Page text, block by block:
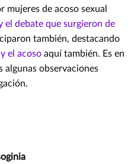
mujeres de acoso sexual
el debate que surgieron de
también, destacando
el acoso aquí también. Es en
observaciones